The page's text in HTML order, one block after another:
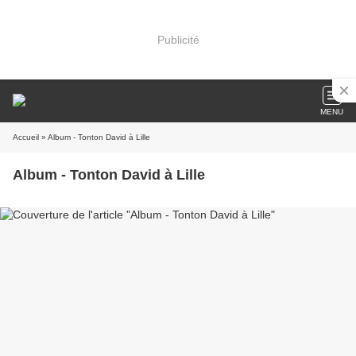
Publicité
MENU
Accueil » Album - Tonton David à Lille
Album - Tonton David à Lille